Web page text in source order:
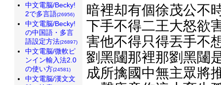
暗裡却有個徐茂公不
下手不得二王大怒欲
害他不得只得丟手不
劉黑闥那裡那劉黑闥
成所擒國中無主眾將
中文電脳/Becky!
2で多言語(26956)
中文電脳/Becky!
の中国語・多言
語設定方法(26897)
中文電脳/微軟ピ
ンイン輸入法2.0
の使い方(24581)
中文電脳/漢文文